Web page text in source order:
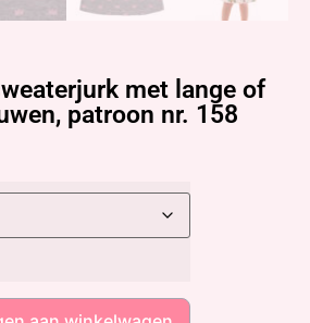
met lange of
patroon nr. 158